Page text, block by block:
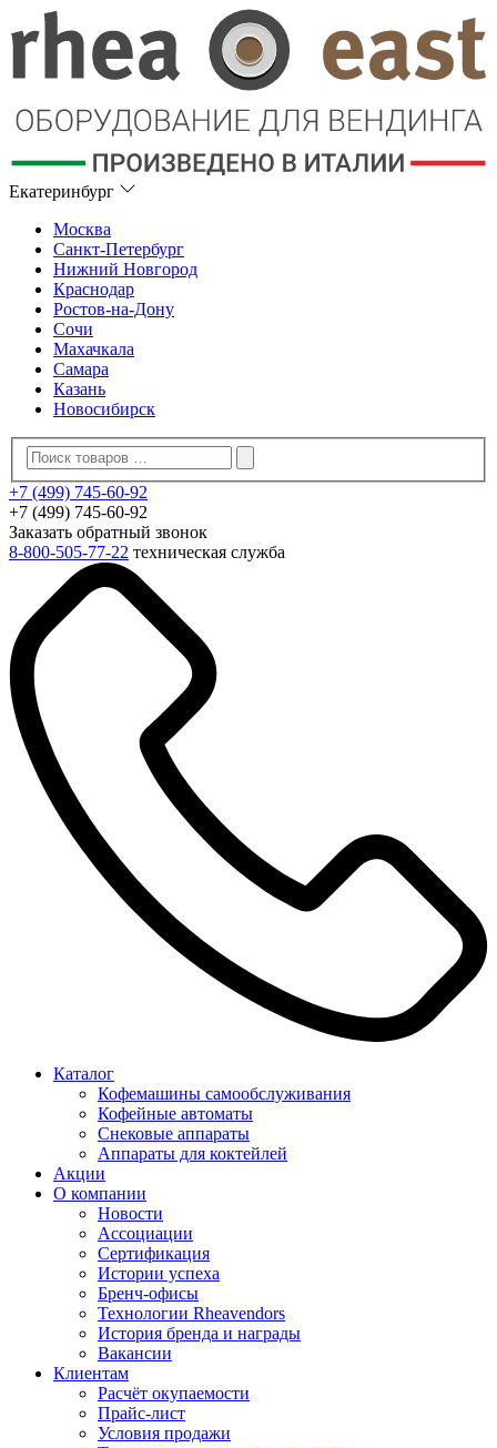
Екатеринбург
Москва
Санкт-Петербург
Нижний Новгород
Краснодар
Ростов-на-Дону
Сочи
Махачкала
Самара
Казань
Новосибирск
+7 (499) 745-60-92
+7 (499) 745-60-92
Заказать обратный звонок
8-800-505-77-22 техническая служба
Каталог
Кофемашины самообслуживания
Кофейные автоматы
Снековые аппараты
Аппараты для коктейлей
Акции
О компании
Новости
Ассоциации
Сертификация
Истории успеха
Бренч-офисы
Технологии Rheavendors
История бренда и награды
Вакансии
Клиентам
Расчёт окупаемости
Прайс-лист
Условия продажи